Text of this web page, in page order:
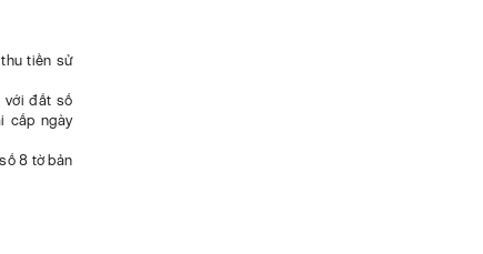
tiền sử
với đất số
cấp ngày
8 tờ bản